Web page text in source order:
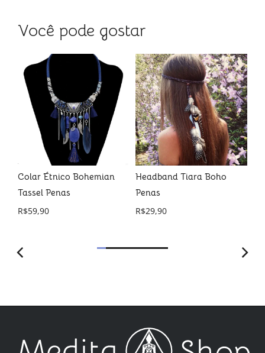
Você pode gostar
Colar Étnico Bohemian
Tassel Penas
R$59,90
Headband Tiara Boho
Penas
R$29,90